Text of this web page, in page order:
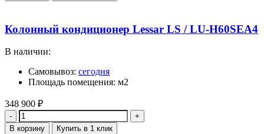
Колонный кондиционер Lessar LS / LU-H60SEA4
В наличии:
Самовывоз: сегодня
Площадь помещения: м2
348 900 ₽
Количество
В корзину Купить в 1 клик